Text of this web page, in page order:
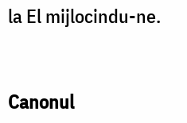
la El mijlocindu-ne.
Canonul